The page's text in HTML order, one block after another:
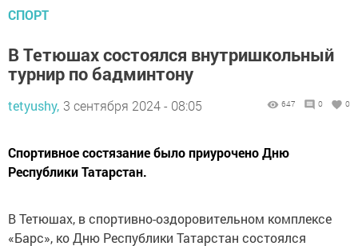
СПОРТ
В Тетюшах состоялся внутришкольный
турнир по бадминтону
tetyushy, 3 сентября 2024 - 08:05 647 0 0
Спортивное состязание было приурочено Дню
Республики Татарстан.
В Тетюшах, в спортивно-оздоровительном комплексе
«Барс», ко Дню Республики Татарстан состоялся